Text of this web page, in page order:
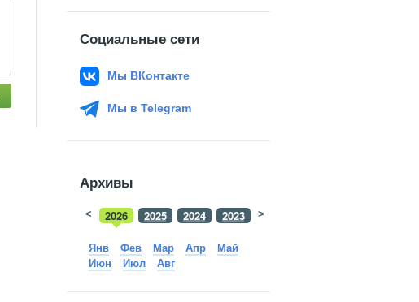
Социальные сети
Мы ВКонтакте
Мы в Telegram
Архивы
2026 2025 2024 2023 2022
< >
Янв Фев Мар Апр
Май
Июн
Июл Авг